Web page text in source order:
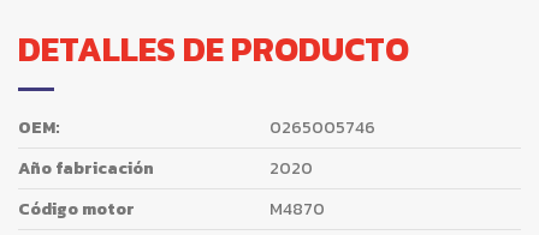
DETALLES DE PRODUCTO
OEM:
0265005746
Año fabricación
2020
Código motor
M4870